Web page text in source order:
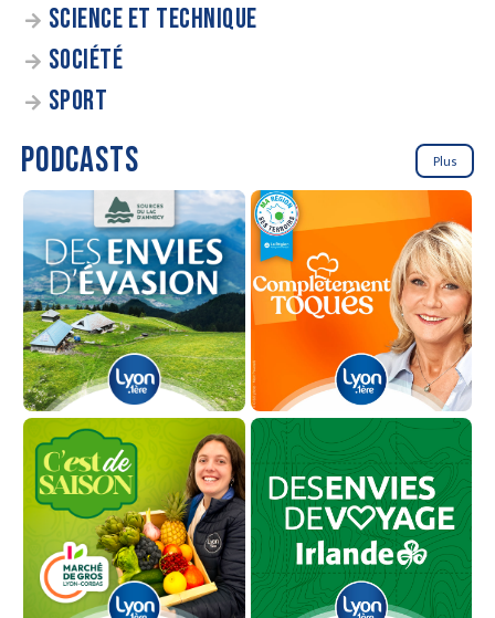
SCIENCE ET TECHNIQUE
SOCIÉTÉ
SPORT
PODCASTS Plus